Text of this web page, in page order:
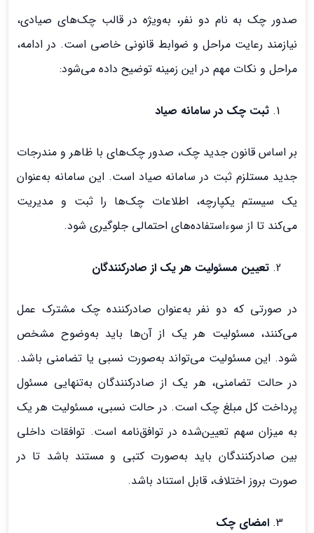
صدور چک به نام دو نفر، به‌ویژه در قالب چک‌های صیادی،
نیازمند رعایت مراحل و ضوابط قانونی خاصی است. در ادامه،
مراحل و نکات مهم در این زمینه توضیح داده می‌شود:
ثبت چک در سامانه صیاد
بر اساس قانون جدید چک، صدور چک‌های با ظاهر و مندرجات
جدید مستلزم ثبت در سامانه صیاد است. این سامانه به‌عنوان
یک سیستم یکپارچه، اطلاعات چک‌ها را ثبت و مدیریت
می‌کند تا از سوءاستفاده‌های احتمالی جلوگیری شود.
تعیین مسئولیت هر یک از صادرکنندگان
در صورتی که دو نفر به‌عنوان صادرکننده چک مشترک عمل
می‌کنند، مسئولیت هر یک از آن‌ها باید به‌وضوح مشخص
شود. این مسئولیت می‌تواند به‌صورت نسبی یا تضامنی باشد.
در حالت تضامنی، هر یک از صادرکنندگان به‌تنهایی مسئول
پرداخت کل مبلغ چک است. در حالت نسبی، مسئولیت هر یک
به میزان سهم تعیین‌شده در توافق‌نامه است. توافقات داخلی
بین صادرکنندگان باید به‌صورت کتبی و مستند باشد تا در
صورت بروز اختلاف، قابل استناد باشد.
امضای چک